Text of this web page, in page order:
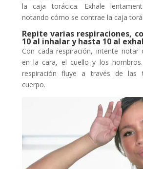
la caja torácica. Exhale
notando cómo se contrae la caja
Repite varias respiraciones,
10 al inhalar y hasta 10 al
Con cada respiración, intente notar
en la cara, el cuello y los
respiración fluye a través de las
cuerpo.